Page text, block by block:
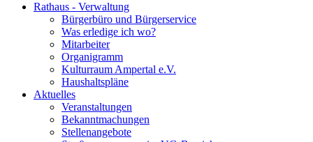
Rathaus - Verwaltung
Bürgerbüro und Bürgerservice
Was erledige ich wo?
Mitarbeiter
Organigramm
Kulturraum Ampertal e.V.
Haushaltspläne
Aktuelles
Veranstaltungen
Bekanntmachungen
Stellenangebote